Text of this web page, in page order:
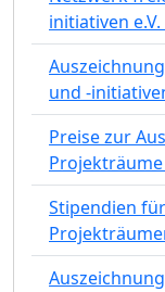
initiativen
und -
Preise zur
Stipendien